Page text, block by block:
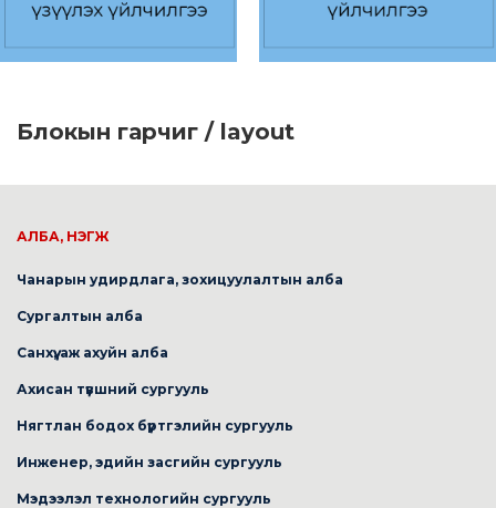
Блокын гарчиг / layout
АЛБА, НЭГЖ
Чанарын удирдлага, зохицуулалтын алба
Сургалтын алба
Санхүү, аж ахуйн алба
Ахисан түвшний сургууль
Нягтлан бодох бүртгэлийн сургууль
Инженер, эдийн засгийн сургууль
Мэдээлэл технологийн сургууль